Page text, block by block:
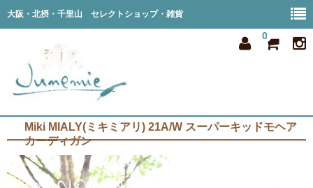
大阪・北摂・千里山 セレクトショップ・雑貨
0
home
all item
Miki MIALY(ミキミアリ) 21A/W スーパーキッドモヘア
カーディガン